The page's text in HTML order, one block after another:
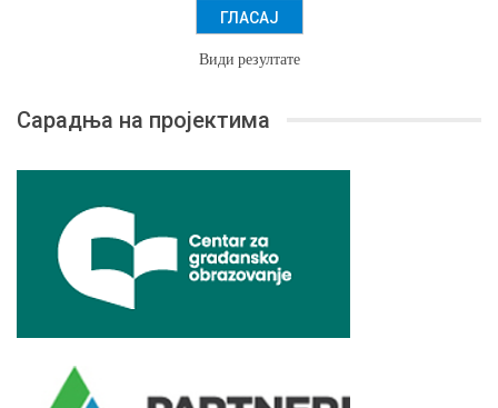
Види резултате
Сарадња на пројектима